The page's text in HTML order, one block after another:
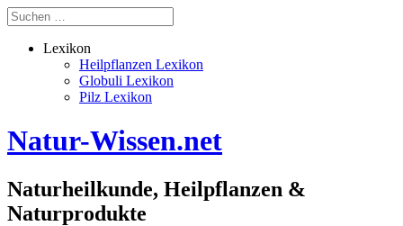
Lexikon
Heilpflanzen Lexikon
Globuli Lexikon
Pilz Lexikon
Natur-Wissen.net
Naturheilkunde, Heilpflanzen &
Naturprodukte